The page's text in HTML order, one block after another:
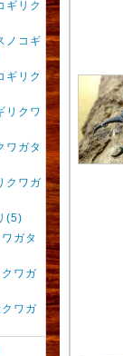
ギリク
ノコギ
ギリク
リクワ
ワガタ
クワガ
(5)
ガタ
ワガ
ワガ